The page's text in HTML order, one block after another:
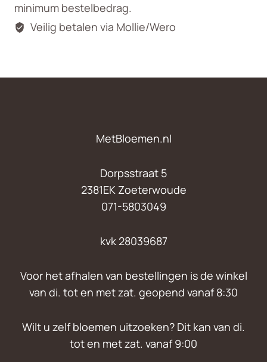
minimum bestelbedrag.
Veilig betalen via Mollie/Wero
MetBloemen.nl
Dorpsstraat 5
2381EK Zoeterwoude
071-5803049
kvk 28039687
Voor het afhalen van bestellingen is de winkel
van di. tot en met zat. geopend vanaf 8:30
Wilt u zelf bloemen uitzoeken? Dit kan van di.
tot en met zat. vanaf 9:00